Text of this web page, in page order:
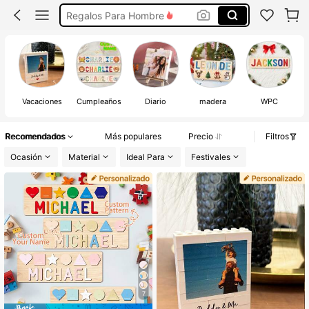
Regalos Para Hombre
Regalos Personalizados
Vacaciones Cumpleaños Diario madera WPC
Recomendados Más populares Precio
Filtros
Ocasión
Material Ideal Para Festivales
7